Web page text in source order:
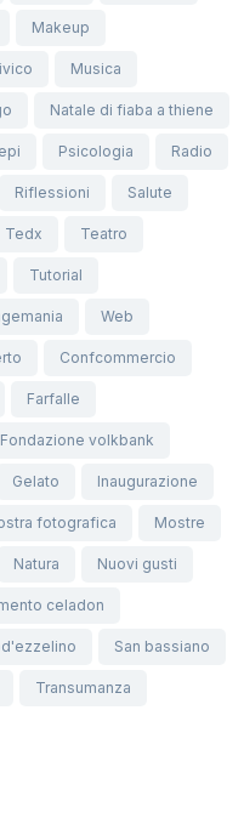
Makeup
Musica
Natale di fiaba a thiene
Psicologia Radio
Riflessioni Salute
Tedx Teatro
Tutorial
Web
Confcommercio
Farfalle
Fondazione volkbank
Gelato Inaugurazione
fotografica Mostre
Natura Nuovi gusti
celadon
San bassiano
Transumanza